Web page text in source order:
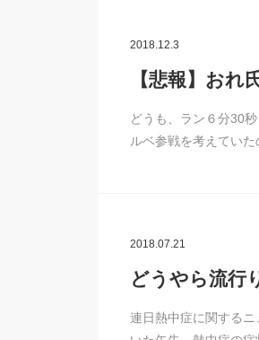
2018.12.3
【悲報】お
どうも、ラン６分30
ルベ参戦を考えてい
2018.07.21
どうやら流行
連日熱中症に関する